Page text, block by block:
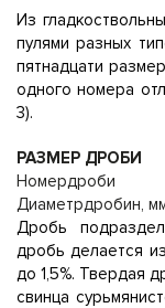
Из
пулями разных
пятнадцати
одного номера
3).
РАЗМЕР ДРОБИ
Номердроби
Диаметрдробин,
Дробь
дробь делается
до 1,5%. Твердая
свинца